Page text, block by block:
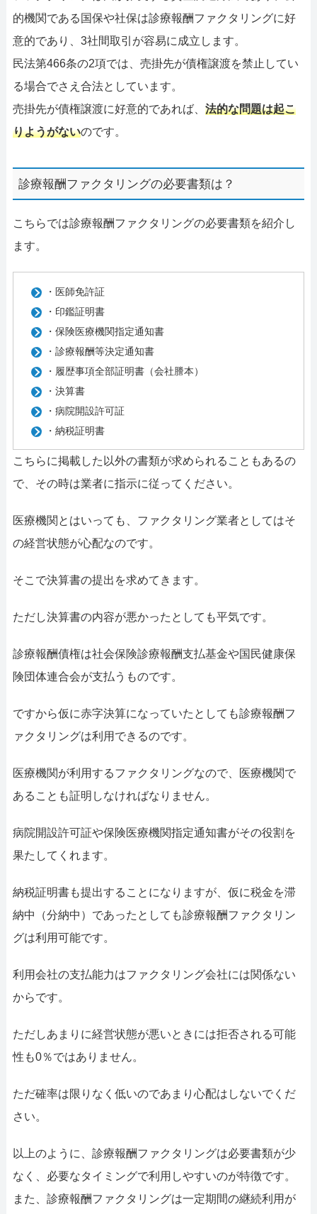
的機関である国保や社保は診療報酬ファクタリングに好
意的であり、3社間取引が容易に成立します。
民法第466条の2項では、売掛先が債権譲渡を禁止してい
る場合でさえ合法としています。
売掛先が債権譲渡に好意的であれば、 法的な問題は起こ
りようがないのです。
診療報酬ファクタリングの必要書類は？
こちらでは診療報酬ファクタリングの必要書類を紹介し
ます。
・医師免許証
・印鑑証明書
・保険医療機関指定通知書
・診療報酬等決定通知書
・履歴事項全部証明書（会社謄本）
・決算書
・病院開設許可証
・納税証明書
こちらに掲載した以外の書類が求められることもあるの
で、その時は業者に指示に従ってください。
医療機関とはいっても、ファクタリング業者としてはそ
の経営状態が心配なのです。
そこで決算書の提出を求めてきます。
ただし決算書の内容が悪かったとしても平気です。
診療報酬債権は社会保険診療報酬支払基金や国民健康保
険団体連合会が支払うものです。
ですから仮に赤字決算になっていたとしても診療報酬フ
ァクタリングは利用できるのです。
医療機関が利用するファクタリングなので、医療機関で
あることも証明しなければなりません。
病院開設許可証や保険医療機関指定通知書がその役割を
果たしてくれます。
納税証明書も提出することになりますが、仮に税金を滞
納中（分納中）であったとしても診療報酬ファクタリン
グは利用可能です。
利用会社の支払能力はファクタリング会社には関係ない
からです。
ただしあまりに経営状態が悪いときには拒否される可能
性も0％ではありません。
ただ確率は限りなく低いのであまり心配はしないでくだ
さい。
以上のように、診療報酬ファクタリングは必要書類が少
なく、必要なタイミングで利用しやすいのが特徴です。
また、診療報酬ファクタリングは一定期間の継続利用が